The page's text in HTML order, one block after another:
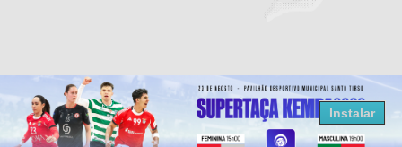
Resultados Andebol
Federação de Andebol de Portugal
Grátis - Disponivel na Play Store
Instalar